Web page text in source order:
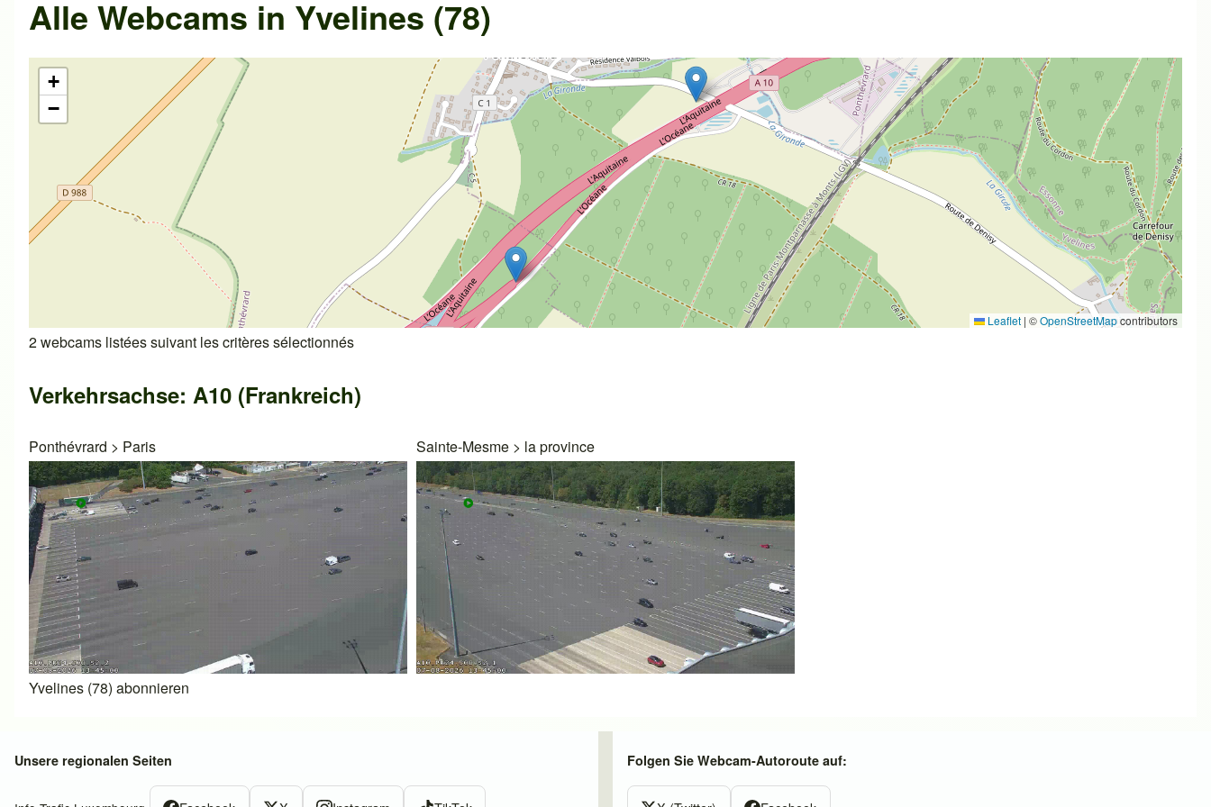
Alle Webcams in Yvelines (78)
+
−
Leaflet | ©OpenStreetMapcontributors
2 webcams listées suivant les critères sélectionnés
Verkehrsachse: A10 (Frankreich)
Ponthévrard > Paris Sainte-Mesme > la province
Yvelines (78) abonnieren
Unsere regionalen Seiten Folgen Sie Webcam-Autoroute auf: